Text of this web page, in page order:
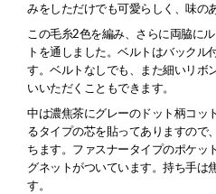
みをしただけでも可愛らしく、味の
この毛糸2色を編み、さらに両脇に
トを通しました。ベルトはバックル
す。ベルトなしでも、また細いリボ
いいただくこともできます。
中は濃焦茶にグレーのドット柄コッ
るタイプの芯を貼ってありますので
ちます。ファスナータイプのポケッ
グネットがついています。持ち手は
す。